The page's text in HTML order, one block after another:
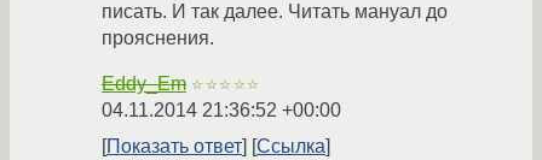
писать. И так далее. Читать мануал до
прояснения.
Eddy_Em ☆☆☆☆☆
04.11.2014 21:36:52 +00:00
Показать ответ
Ссылка